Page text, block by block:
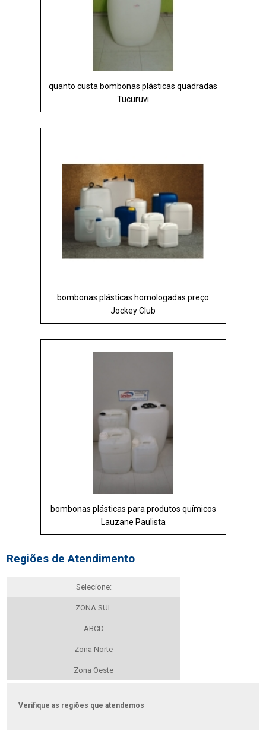
quanto custa bombonas plásticas quadradas
Tucuruvi
bombonas plásticas homologadas preço
Jockey Club
bombonas plásticas para produtos químicos
Lauzane Paulista
Regiões de Atendimento
Selecione:
ZONA SUL
ABCD
Zona Norte
Zona Oeste
Verifique as regiões que atendemos